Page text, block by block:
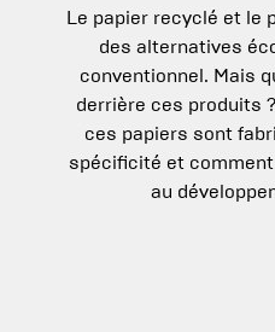
Le papier recyclé et le
des alternatives
conventionnel. Mais
derrière ces produits
ces papiers sont
spécificité et
au